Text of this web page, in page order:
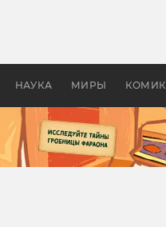
НАУКА МИРЫ
бы «Властелина колец»